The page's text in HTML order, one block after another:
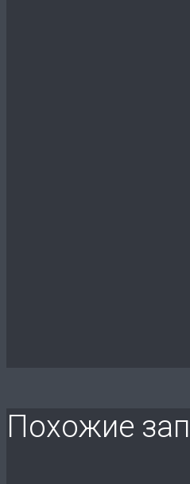
Похожие